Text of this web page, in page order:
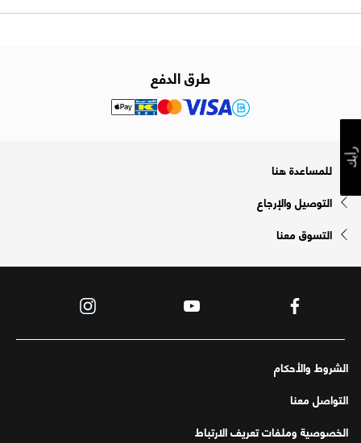
طرق الدفع
للمساعدة هنا
التوصيل والإرجاع
التسوق معنا
الشروط والأحكام
التواصل معنا
الخصوصية وملفات تعريف الارتباط
رأيك